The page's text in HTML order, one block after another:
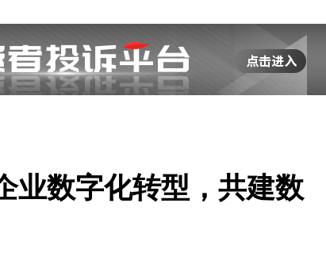
业数字化转型，共建数